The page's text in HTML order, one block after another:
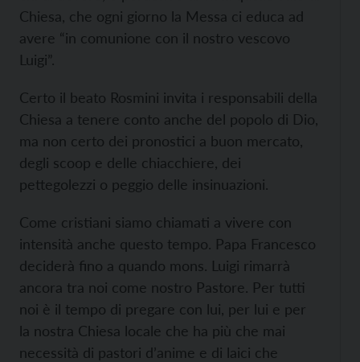
Chiesa, che ogni giorno la Messa ci educa ad
avere “in comunione con il nostro vescovo
Luigi”.
Certo il beato Rosmini invita i responsabili della
Chiesa a tenere conto anche del popolo di Dio,
ma non certo dei pronostici a buon mercato,
degli scoop e delle chiacchiere, dei
pettegolezzi o peggio delle insinuazioni.
Come cristiani siamo chiamati a vivere con
intensità anche questo tempo. Papa Francesco
deciderà fino a quando mons. Luigi rimarrà
ancora tra noi come nostro Pastore. Per tutti
noi è il tempo di pregare con lui, per lui e per
la nostra Chiesa locale che ha più che mai
necessità di pastori d’anime e di laici che